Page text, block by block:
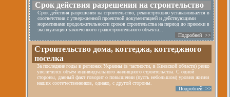
Срок действия разрешения на строительство
Срок действия разрешения на строительство, реконструкцию устанавливается в
соответствии с утвержденной проектной документацией и действующими
нормативами продолжительности сроков строительства на период до приемки в
эксплуатацию законченного градостроительного объекта...
Подробней >>
Строительство дома, коттеджа, коттеджного
поселка
За последние годы в регионах Украины (в частности, в Киевской области) резко
увеличился объём индивидуального жилищного строительства. С одной
стороны, данный факт говорит о повышении (пусть небольшом) уровня жизни
наших соотечественников, однако, с другой стороны.
Подробней >>